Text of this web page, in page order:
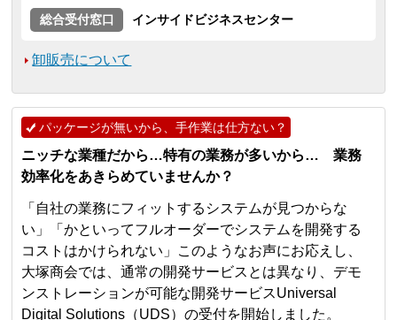
総合受付窓口
インサイドビジネスセンター
卸販売について
パッケージが無いから、手作業は仕方ない？
ニッチな業種だから…特有の業務が多いから… 業務
効率化をあきらめていませんか？
「自社の業務にフィットするシステムが見つからな
い」「かといってフルオーダーでシステムを開発する
コストはかけられない」このようなお声にお応えし、
大塚商会では、通常の開発サービスとは異なり、デモ
ンストレーションが可能な開発サービスUniversal
Digital Solutions（UDS）の受付を開始しました。